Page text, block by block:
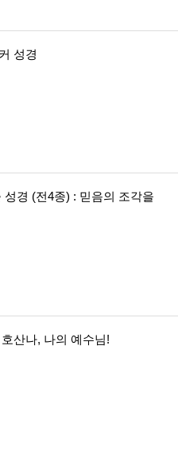
성경
성경 (전4종) : 믿음의 조각을
산나, 나의 예수님!